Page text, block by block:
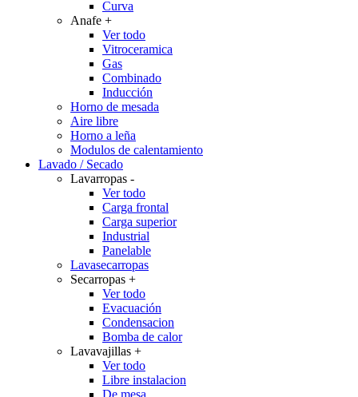
Curva
Anafe +
Ver todo
Vitroceramica
Gas
Combinado
Inducción
Horno de mesada
Aire libre
Horno a leña
Modulos de calentamiento
Lavado / Secado
Lavarropas -
Ver todo
Carga frontal
Carga superior
Industrial
Panelable
Lavasecarropas
Secarropas +
Ver todo
Evacuación
Condensacion
Bomba de calor
Lavavajillas +
Ver todo
Libre instalacion
De mesa